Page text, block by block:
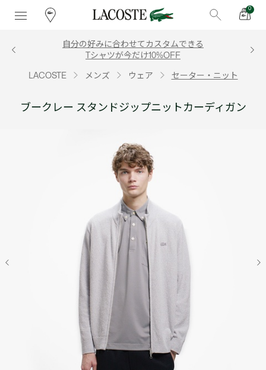
0
自分の好みに合わせてカスタムできる
Tシャツが今だけ10%OFF
LACOSTE メンズ ウェア セーター・ニット
ブークレー スタンドジップニットカーディガン